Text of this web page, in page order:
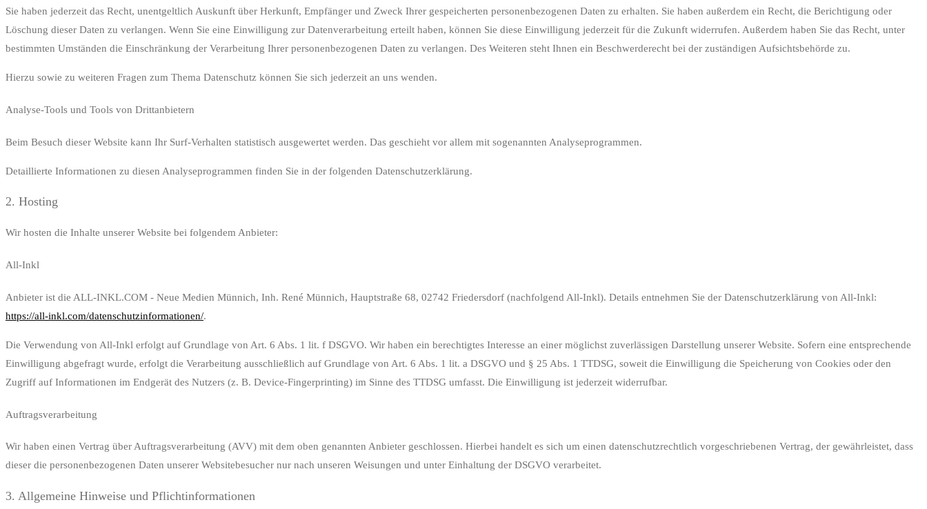
Sie haben jederzeit das Recht, unentgeltlich Auskunft über Herkunft, Empfänger und Zweck Ihrer gespeicherten personenbezogenen Daten zu erhalten. Sie haben außerdem ein Recht, die Berichtigung oder
Löschung dieser Daten zu verlangen. Wenn Sie eine Einwilligung zur Datenverarbeitung erteilt haben, können Sie diese Einwilligung jederzeit für die Zukunft widerrufen. Außerdem haben Sie das Recht, unter
bestimmten Umständen die Einschränkung der Verarbeitung Ihrer personenbezogenen Daten zu verlangen. Des Weiteren steht Ihnen ein Beschwerderecht bei der zuständigen Aufsichtsbehörde zu.
Hierzu sowie zu weiteren Fragen zum Thema Datenschutz können Sie sich jederzeit an uns wenden.
Analyse-Tools und Tools von Dritt­anbietern
Beim Besuch dieser Website kann Ihr Surf-Verhalten statistisch ausgewertet werden. Das geschieht vor allem mit sogenannten Analyseprogrammen.
Detaillierte Informationen zu diesen Analyseprogrammen finden Sie in der folgenden Datenschutzerklärung.
2. Hosting
Wir hosten die Inhalte unserer Website bei folgendem Anbieter:
All-Inkl
Anbieter ist die ALL-INKL.COM - Neue Medien Münnich, Inh. René Münnich, Hauptstraße 68, 02742 Friedersdorf (nachfolgend All-Inkl). Details entnehmen Sie der Datenschutzerklärung von All-Inkl:
https://all-inkl.com/datenschutzinformationen/.
Die Verwendung von All-Inkl erfolgt auf Grundlage von Art. 6 Abs. 1 lit. f DSGVO. Wir haben ein berechtigtes Interesse an einer möglichst zuverlässigen Darstellung unserer Website. Sofern eine entsprechende
Einwilligung abgefragt wurde, erfolgt die Verarbeitung ausschließlich auf Grundlage von Art. 6 Abs. 1 lit. a DSGVO und § 25 Abs. 1 TTDSG, soweit die Einwilligung die Speicherung von Cookies oder den
Zugriff auf Informationen im Endgerät des Nutzers (z. B. Device-Fingerprinting) im Sinne des TTDSG umfasst. Die Einwilligung ist jederzeit widerrufbar.
Auftragsverarbeitung
Wir haben einen Vertrag über Auftragsverarbeitung (AVV) mit dem oben genannten Anbieter geschlossen. Hierbei handelt es sich um einen datenschutzrechtlich vorgeschriebenen Vertrag, der gewährleistet, dass
dieser die personenbezogenen Daten unserer Websitebesucher nur nach unseren Weisungen und unter Einhaltung der DSGVO verarbeitet.
3. Allgemeine Hinweise und Pflicht­informationen